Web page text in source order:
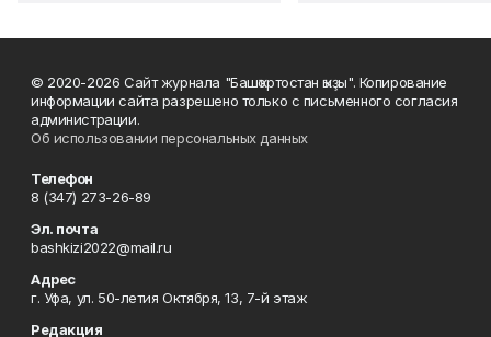
© 2020-2026 Сайт журнала "Башҡортостан ҡыҙы". Копирование
информации сайта разрешено только с письменного согласия
администрации.
Об использовании персональных данных
Телефон
8 (347) 273-26-89
Эл. почта
bashkizi2022@mail.ru
Адрес
г. Уфа, ул. 50-летия Октября, 13, 7-й этаж
Редакция